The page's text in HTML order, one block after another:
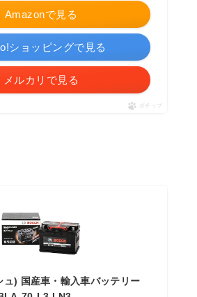
Amazonで見る
ショッピングで見る
メルカリで見る
ポチップ
ュ) 国産車・輸入車バッテリー